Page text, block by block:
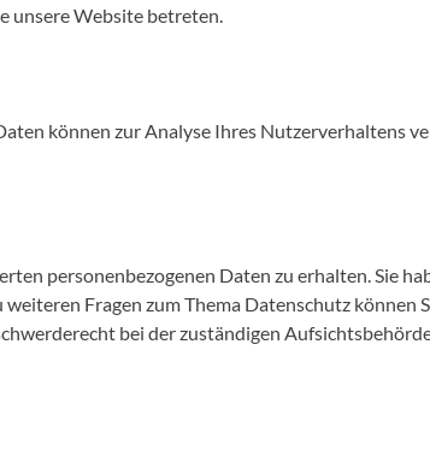
unsere Website betreten.
können zur Analyse Ihres Nutzerverhaltens
personenbezogenen Daten zu erhalten. Sie
Fragen zum Thema Datenschutz können
bei der zuständigen